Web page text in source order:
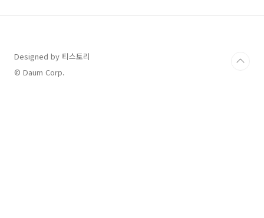
식으로플랫폼 경쟁이 치열한 만큼, 수상 결과도
늘 주목받고 있습니다.청룡시리즈어워즈 MC는
누구?매년 청룡시리즈어워즈는 세련된 진행력과
Designed by 티스토리
© Daum Corp.